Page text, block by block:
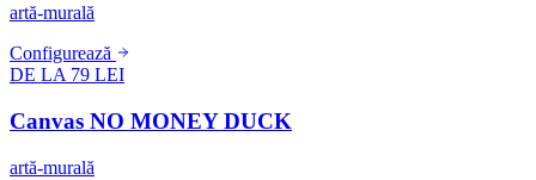
artă-murală
Configurează
DE LA 79 LEI
Canvas NO MONEY DUCK
artă-murală